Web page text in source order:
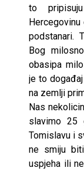
to
podstanari.
Bog
obasipa
je to
na zemlji
Nas
slavimo 25
Tomislavu i
ne smiju
uspjeha ili